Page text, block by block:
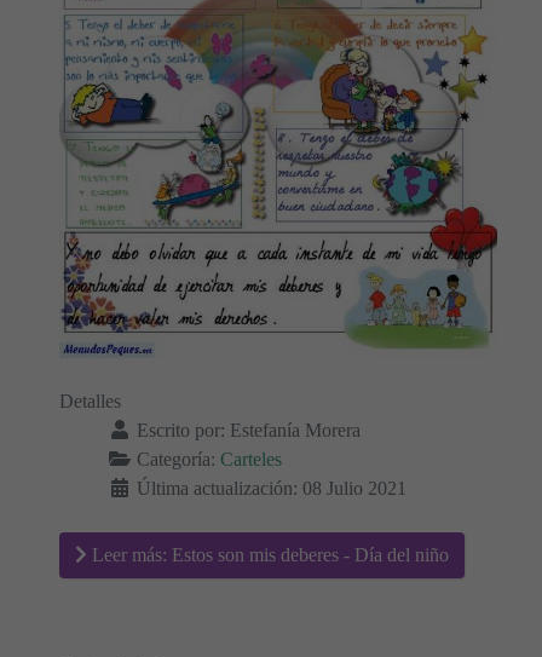
Detalles
Escrito por: Estefanía Morera
Categoría: Carteles
Última actualización: 08 Julio 2021
Leer más: Estos son mis deberes - Día del niño